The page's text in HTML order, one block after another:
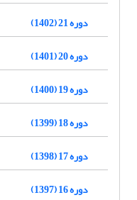
دوره 21 (1402)
دوره 20 (1401)
دوره 19 (1400)
دوره 18 (1399)
دوره 17 (1398)
دوره 16 (1397)